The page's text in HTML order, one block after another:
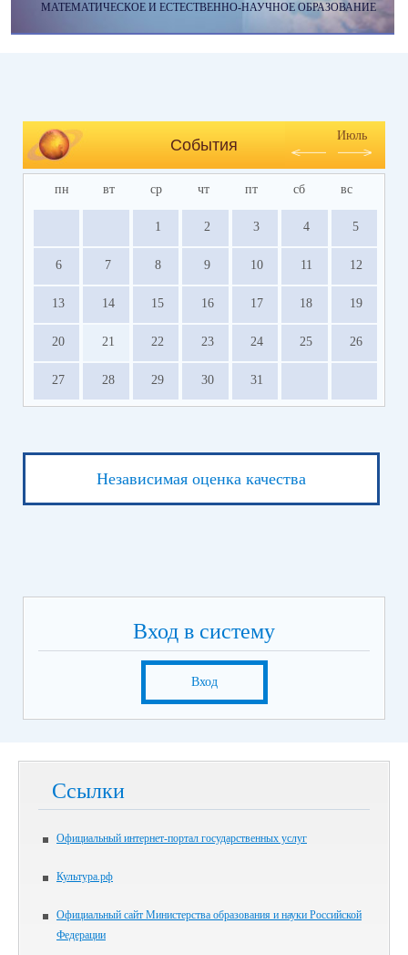
МАТЕМАТИЧЕСКОЕ И ЕСТЕСТВЕННО-НАУЧНОЕ ОБРАЗОВАНИЕ
События
Июль
пн вт ср чт пт сб вс
1 2 3 4 5
6 7 8 9 10 11 12
13 14 15 16 17 18 19
20 21 22 23 24 25 26
27 28 29 30 31
Независимая оценка качества
Вход в систему
Вход
Ссылки
Официальный интернет-портал государственных услуг
Культура.рф
Официальный сайт Министерства образования и науки Российской
Федерации